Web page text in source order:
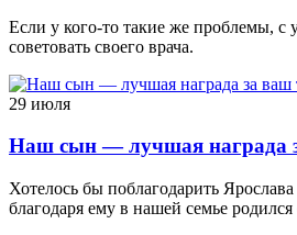
Если у кого-то такие же проблемы, с
советовать своего врача.
29 июля
Наш сын — лучшая награда
Хотелось бы поблагодарить
благодаря ему в нашей семье